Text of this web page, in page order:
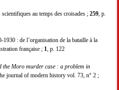
au temps des croisades ; 259 , p.
: de l’organisation de la bataille à la
française ; 1 , p. 122
the Moro murder case : a problem in
journal of modern history vol. 73, n° 2 ;